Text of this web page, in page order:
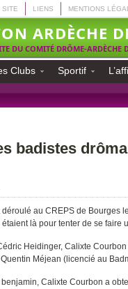
SITE LIENS MENTIONS
ARDÈCHE
DU COMITÉ DRÔME-ARDÈCHE
Clubs Sportif
badistes
déroulé au CREPS de Bourges
étaient là pour tenter de se
Heidinger, Calixte
Méjean (licencié au
Calixte Courbon a